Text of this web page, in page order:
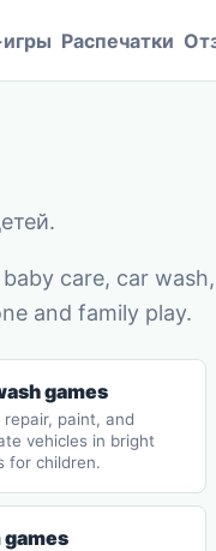
Распечатки
care, car
and family play.
games
repair, paint, and
vehicles in bright
for children.
games